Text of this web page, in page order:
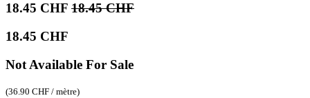
18.45 CHF 18.45CHF
18.45 CHF
Not Available For Sale
(36.90 CHF / mètre)